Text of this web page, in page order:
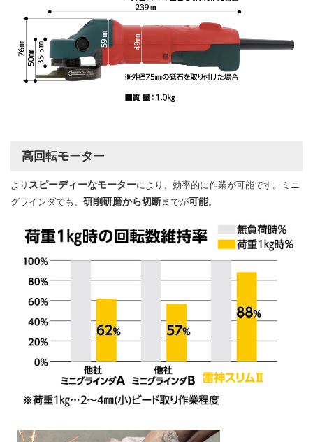
高回転モーター
より スピーディーなモーターにより、効率的に作業が可能です。ミニ
グラインダでも、 研削研磨から切断 までが可能。